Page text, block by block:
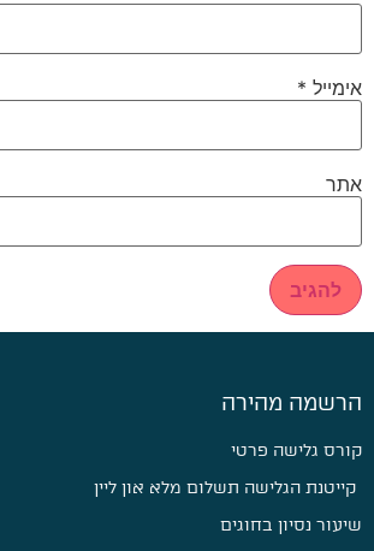
אימייל *
אתר
הרשמה מהירה
קורס גלישה פרטי
קייטנת הגלישה תשלום מלא און ליין
שיעור נסיון בחוגים